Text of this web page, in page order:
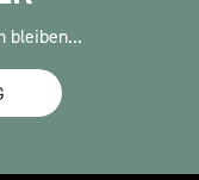
bleiben...